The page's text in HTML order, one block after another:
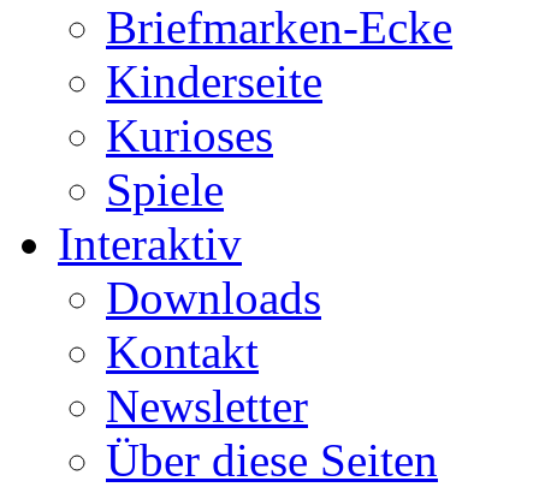
Briefmarken-Ecke
Kinderseite
Kurioses
Spiele
Interaktiv
Downloads
Kontakt
Newsletter
Über diese Seiten